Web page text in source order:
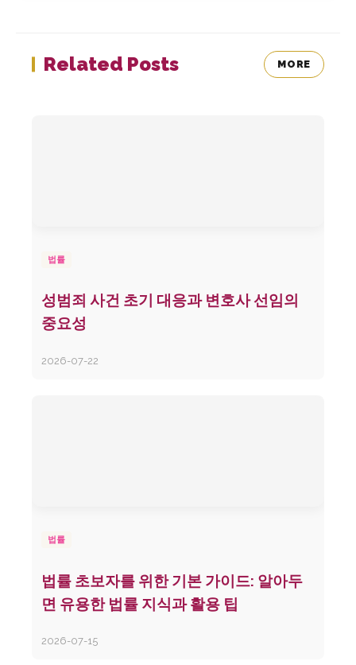
Related Posts MORE
법률
성범죄 사건 초기 대응과 변호사 선임의
중요성
2026-07-22
법률
법률 초보자를 위한 기본 가이드: 알아두
면 유용한 법률 지식과 활용 팁
2026-07-15